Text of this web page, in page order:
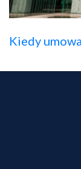
Kiedy